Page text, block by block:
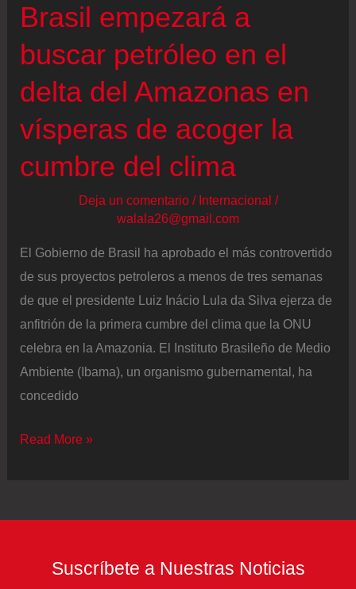
Senado
Brasil empezará a
buscar petróleo en el
delta del Amazonas en
vísperas de acoger la
cumbre del clima
Deja un comentario / Internacional /
walala26@gmail.com
El Gobierno de Brasil ha aprobado el más controvertido
de sus proyectos petroleros a menos de tres semanas
de que el presidente Luiz Inácio Lula da Silva ejerza de
anfitrión de la primera cumbre del clima que la ONU
celebra en la Amazonia. El Instituto Brasileño de Medio
Ambiente (Ibama), un organismo gubernamental, ha
concedido
Brasil
Read More »
Suscríbete a Nuestras Noticias